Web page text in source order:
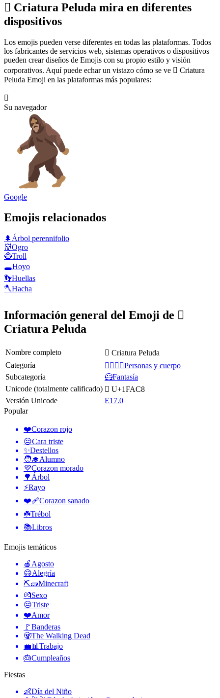
🫈 Criatura Peluda mira en diferentes
dispositivos
Los emojis pueden verse diferentes en todas las plataformas. Todos
los fabricantes de servicios web, sistemas operativos o dispositivos
pueden crear diseños de Emojis con su propio estilo y visión
corporativos. Aquí puede echar un vistazo cómo se ve 🫈 Criatura
Peluda Emoji en las plataformas más populares:
🫈
Su navegador
Google
Emojis relacionados
🌲 Árbol perennifolio
👹Ogro
🧌Troll
🕳️Hoyo
👣Huellas
🪓Hacha
Información general del Emoji de 🫈
Criatura Peluda
Nombre completo
🫈 Criatura Peluda
Categoría
👩‍❤️‍💋‍👨Personas y cuerpo
Subcategoría
🦸Fantasía
Unicode (totalmente calificado) 🫈 U+1FAC8
Versión Unicode
E17.0
Popular
❤️Corazon rojo
😔Cara triste
✨Destellos
🧑‍🎓Alumno
💜Corazon morado
🌳 Árbol
⚡Rayo
❤️‍🩹Corazon sanado
☘️Trébol
📚Libros
Emojis temáticos
🍎 Agosto
😄Alegría
⛏🧱Minecraft
💏Sexo
😔Triste
❤️Amor
🚩Banderas
🧟The Walking Dead
💼📊 Trabajo
🎂Cumpleaños
Fiestas
👶Día del Niño